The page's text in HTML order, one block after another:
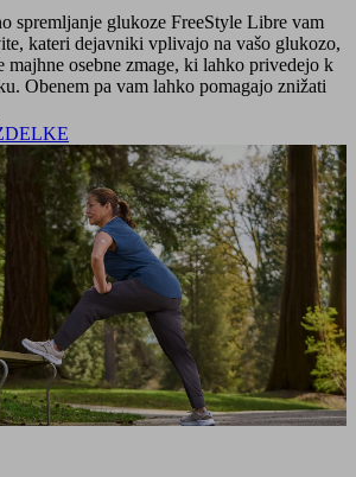
spremljanje glukoze FreeStyle Libre vam
kateri dejavniki vplivajo na vašo glukozo,
majhne osebne zmage, ki lahko privedejo k
Obenem pa vam lahko pomagajo znižati